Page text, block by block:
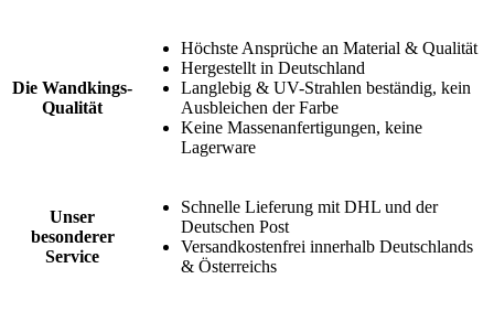
Die Wandkings-
Qualität
Höchste Ansprüche an Material & Qualität
Hergestellt in Deutschland
Langlebig & UV-Strahlen beständig, kein
Ausbleichen der Farbe
Keine Massenanfertigungen, keine
Lagerware
Unser
besonderer
Service
Schnelle Lieferung mit DHL und der
Deutschen Post
Versandkostenfrei innerhalb Deutschlands
& Österreichs